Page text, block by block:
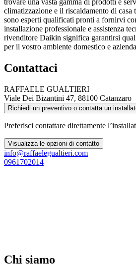
climatizzazione e il riscaldamento di
sono esperti qualificati pronti a fornirvi
installazione professionale e assistenza
rivenditore Daikin significa garantirsi
per il vostro ambiente domestico e
Contattaci
RAFFAELE GUALTIERI
Viale Dei Bizantini 47, 88100 Catanzaro
Richiedi un preventivo o contatta un
Preferisci contattare direttamente
Visualizza le opzioni di contatto
info@raffaelegualtieri.com
0961702014
Chi siamo